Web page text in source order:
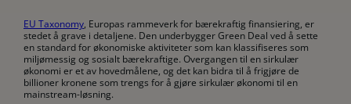
EU Taxonomy, Europas rammeverk for bærekraftig finansiering, er
stedet å grave i detaljene. Den underbygger Green Deal ved å sette
en standard for økonomiske aktiviteter som kan klassifiseres som
miljømessig og sosialt bærekraftige. Overgangen til en sirkulær
økonomi er et av hovedmålene, og det kan bidra til å frigjøre de
billioner kronene som trengs for å gjøre sirkulær økonomi til en
mainstream-løsning.